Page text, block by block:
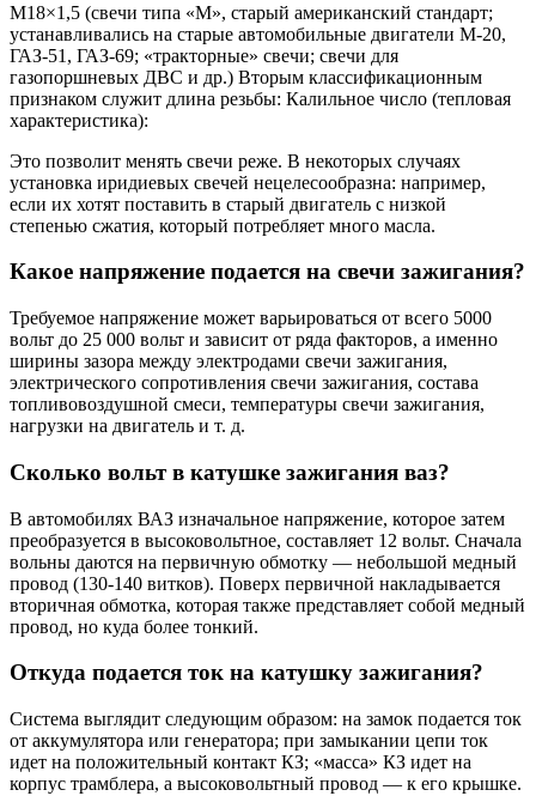
M18×1,5 (свечи типа «М», старый американский стандарт;
устанавливались на старые автомобильные двигатели М-20,
ГАЗ-51, ГАЗ-69; «тракторные» свечи; свечи для
газопоршневых ДВС и др.) Вторым классификационным
признаком служит длина резьбы: Калильное число (тепловая
характеристика):
Это позволит менять свечи реже. В некоторых случаях
установка иридиевых свечей нецелесообразна: например,
если их хотят поставить в старый двигатель с низкой
степенью сжатия, который потребляет много масла.
Какое напряжение подается на свечи зажигания?
Требуемое напряжение может варьироваться от всего 5000
вольт до 25 000 вольт и зависит от ряда факторов, а именно
ширины зазора между электродами свечи зажигания,
электрического сопротивления свечи зажигания, состава
топливовоздушной смеси, температуры свечи зажигания,
нагрузки на двигатель и т. д.
Сколько вольт в катушке зажигания ваз?
В автомобилях ВАЗ изначальное напряжение, которое затем
преобразуется в высоковольтное, составляет 12 вольт. Сначала
вольны даются на первичную обмотку — небольшой медный
провод (130-140 витков). Поверх первичной накладывается
вторичная обмотка, которая также представляет собой медный
провод, но куда более тонкий.
Откуда подается ток на катушку зажигания?
Система выглядит следующим образом: на замок подается ток
от аккумулятора или генератора; при замыкании цепи ток
идет на положительный контакт КЗ; «масса» КЗ идет на
корпус трамблера, а высоковольтный провод — к его крышке.